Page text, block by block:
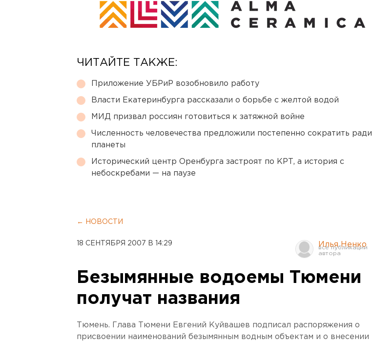
ЧИТАЙТЕ ТАКЖЕ:
Приложение УБРиР возобновило работу
Власти Екатеринбурга рассказали о борьбе с желтой водой
МИД призвал россиян готовиться к затяжной войне
Численность человечества предложили постепенно сократить ради
планеты
Исторический центр Оренбурга застроят по КРТ, а история с
небоскребами — на паузе
← НОВОСТИ
18 СЕНТЯБРЯ 2007 В 14:29 Илья Ненко
Безымянные водоемы Тюмени
получат названия
Тюмень. Глава Тюмени Евгений Куйвашев подписал распоряжения о
присвоении наименований безымянным водным объектам и о внесении